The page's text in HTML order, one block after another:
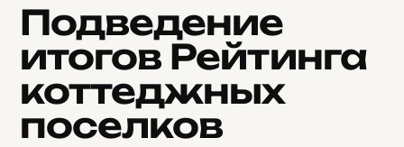
Подведение
итогов Рейтинга
коттеджных
поселков